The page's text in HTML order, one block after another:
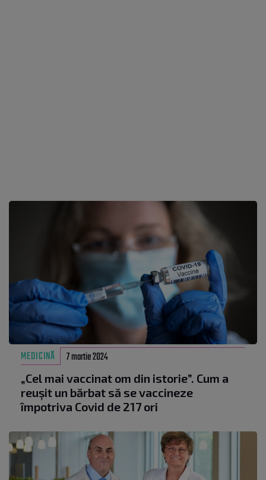
MEDICINĂ 7 martie 2024
„Cel mai vaccinat om din istorie”. Cum a
reușit un bărbat să se vaccineze
împotriva Covid de 217 ori